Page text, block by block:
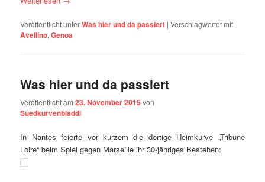
Veröffentlicht unterWas hier und da passiert |Verschlagwortet mit
Avellino,Genoa
Was hier und da passiert
Veröffentlicht am23. November 2015 von
Suedkurvenbladdl
In Nantes feierte vor kurzem die dortige Heimkurve „Tribune
Loire“ beim Spiel gegen Marseille ihr 30-jähriges Bestehen: